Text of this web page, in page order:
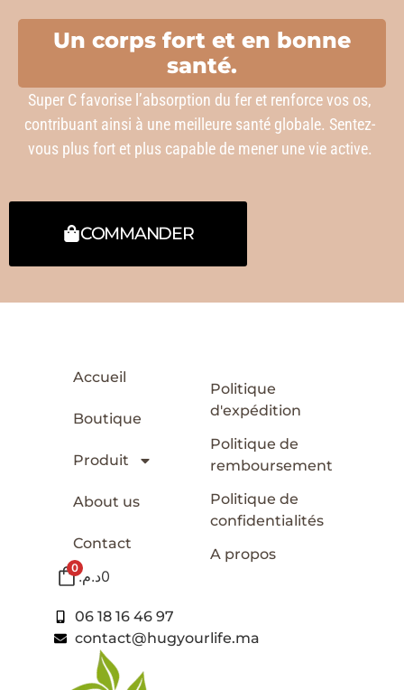
Un corps fort et en bonne
santé.
Super C favorise l’absorption du fer et renforce vos os,
contribuant ainsi à une meilleure santé globale. Sentez-
vous plus fort et plus capable de mener une vie active.
COMMANDER
Accueil
Boutique
Produit
About us
Contact
0 0د.م.
Politique
d'expédition
Politique de
remboursement
Politique de
confidentialités
A propos
06 18 16 46 97
contact@hugyourlife.ma